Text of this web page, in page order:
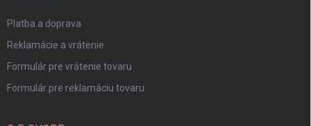
Platba a doprava
Reklamácie a vrátenie
Formulár pre vrátenie tovaru
Formulár pre reklamáciu tovaru